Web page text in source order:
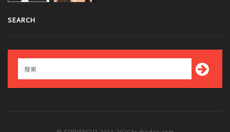
SEARCH